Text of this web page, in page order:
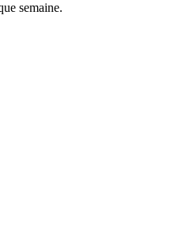
semaine.